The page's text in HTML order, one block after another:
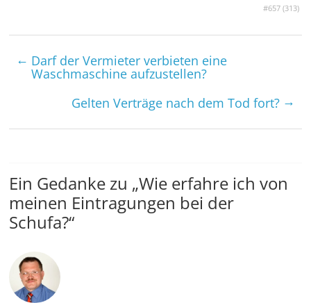
#657 (313)
← Darf der Vermieter verbieten eine
Waschmaschine aufzustellen?
Gelten Verträge nach dem Tod fort? →
Ein Gedanke zu „Wie erfahre ich von
meinen Eintragungen bei der
Schufa?“